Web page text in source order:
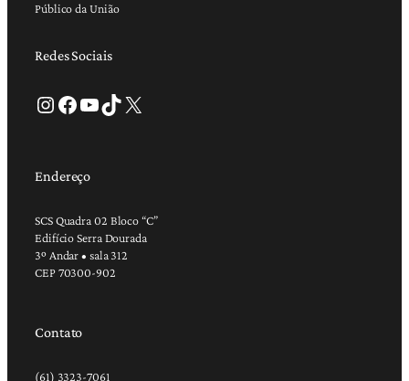
Público da União
Redes Sociais
Instagram Facebook Youtube TikTok X
Endereço
SCS Quadra 02 Bloco “C”
Edifício Serra Dourada
3º Andar • sala 312
CEP 70300-902
Contato
(61) 3323-7061